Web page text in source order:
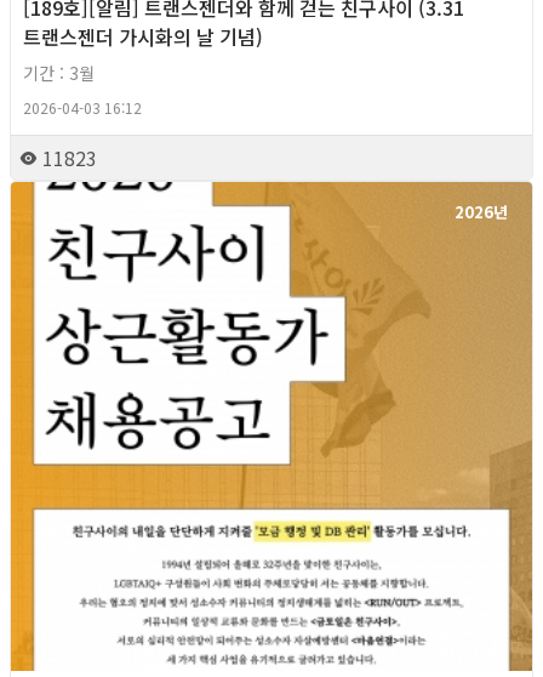
[189호][알림] 트랜스젠더와 함께 걷는 친구사이 (3.31
트랜스젠더 가시화의 날 기념)
기간 : 3월
2026-04-03 16:12
11823
2026년